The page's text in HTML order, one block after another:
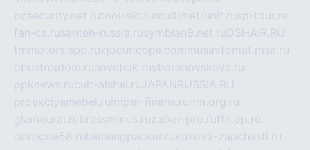
pcsecurity.net.rutool-sib.ru multimetrunit.rusp-tour.ru
fan-cs.rusanteh-russia.rusymbian9.net.ruDSHAIR.RU
tmmotors.spb.ruxjocuricopii.com musavtomat.msk.ru
obustrojdom.rusovetcik.ruybaranovskaya.ru
ppknews.rucult-alshei.ruJAPANRUSSIA.RU
proekciyamebel.ru imper-finans.ru rim.org.ru
glamourai.rubrassminus.ruzabor-pro.ruftn.pp.ru
dorogoe58.ru laimengpacker.rukuzova-zapchasti.ru